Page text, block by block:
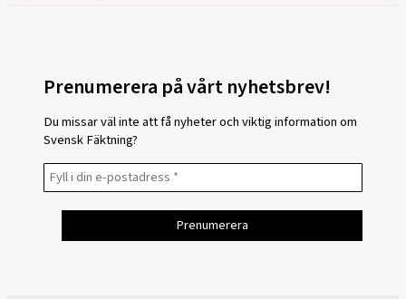
Prenumerera på vårt nyhetsbrev!
Du missar väl inte att få nyheter och viktig information om
Svensk Fäktning?